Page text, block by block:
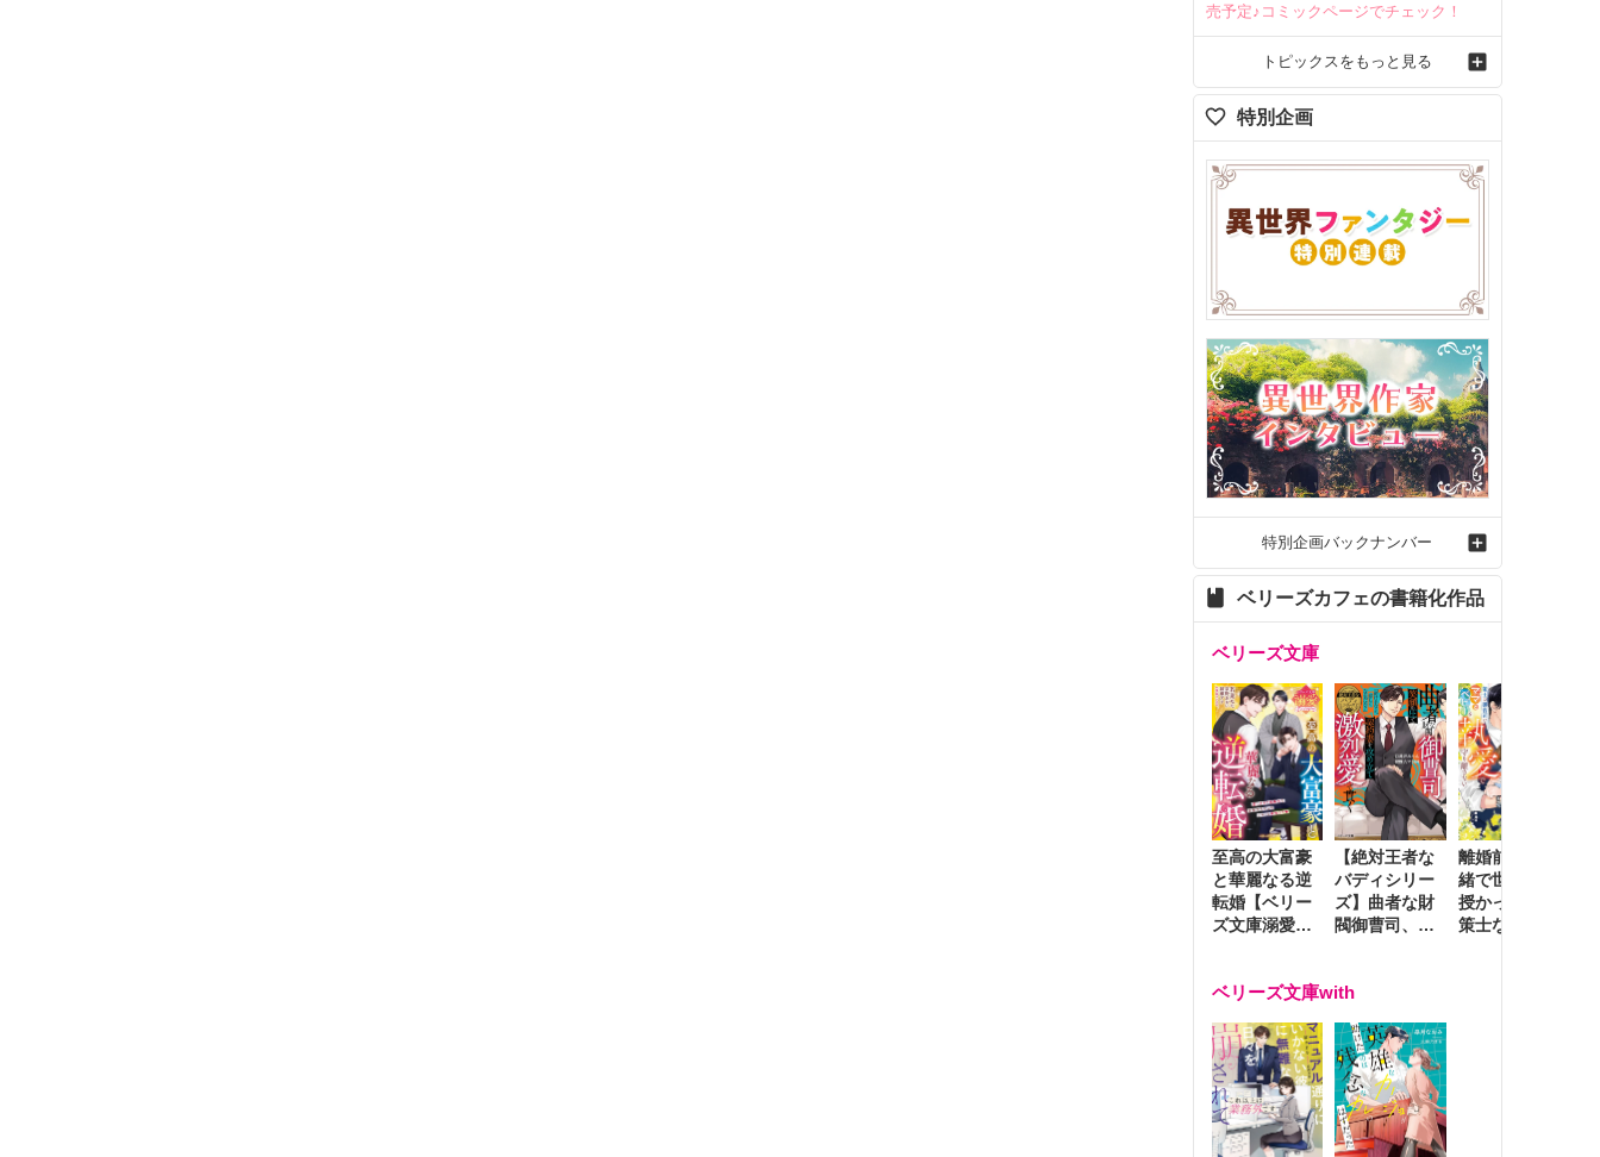
売予定♪コミックページでチェック！
トピックスをもっと見る
特別企画
特別企画バックナンバー
ベリーズカフェの書籍化作品
ベリーズ文庫
至高の大富豪
と華麗なる逆
転婚【ベリー
ズ文庫溺愛ア
【絶対王者な
バディシリー
ズ】曲者な財
閥御曹司、笑
激烈愛で貫く
離婚前夜に内
緒で世継ぎを
授かったら～
策士な御曹司
ベリーズ文庫with